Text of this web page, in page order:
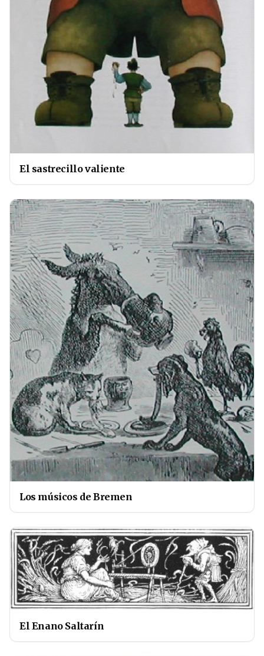
El sastrecillo valiente
Los músicos de Bremen
El Enano Saltarín